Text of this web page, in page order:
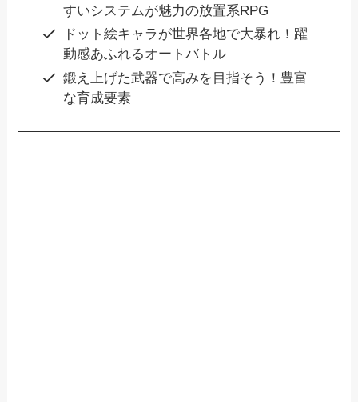
すいシステムが魅力の放置系RPG
ドット絵キャラが世界各地で大暴れ！躍
動感あふれるオートバトル
鍛え上げた武器で高みを目指そう！豊富
な育成要素